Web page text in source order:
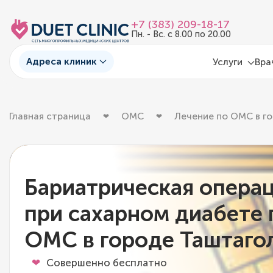
+7 (383) 209-18-17
Пн. - Вс. с 8.00 по 20.00
Адреса клиник Услуги
Главная страница ОМС Лечение по ОМС в
Бариатрическая
при сахарном диабете
ОМС в городе
Совершенно бесплатно